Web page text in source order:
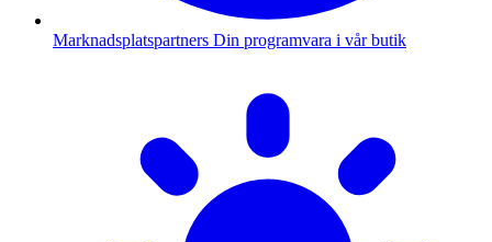
Marknadsplatspartners Din programvara i vår butik